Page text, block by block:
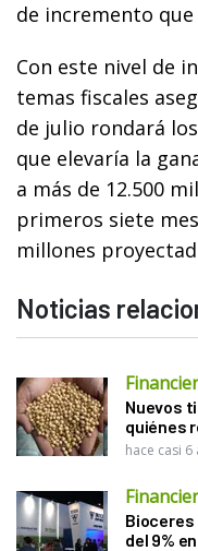
de incremento
Con este nivel de
temas fiscales
de julio rondará
que elevaría la
a más de 12.500
primeros siete
millones
Noticias
Nuevos
quiénes
hace casi 6
Bioceres
del 9%